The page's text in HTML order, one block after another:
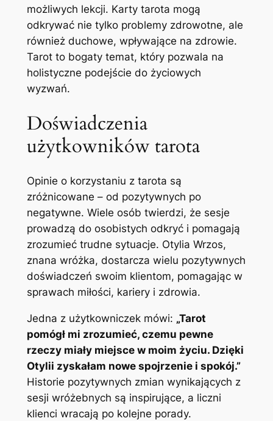
możliwych lekcji. Karty tarota mogą
odkrywać nie tylko problemy zdrowotne, ale
również duchowe, wpływające na zdrowie.
Tarot to bogaty temat, który pozwala na
holistyczne podejście do życiowych
wyzwań.
Doświadczenia
użytkowników tarota
Opinie o korzystaniu z tarota są
zróżnicowane – od pozytywnych po
negatywne. Wiele osób twierdzi, że sesje
prowadzą do osobistych odkryć i pomagają
zrozumieć trudne sytuacje. Otylia Wrzos,
znana wróżka, dostarcza wielu pozytywnych
doświadczeń swoim klientom, pomagając w
sprawach miłości, kariery i zdrowia.
Jedna z użytkowniczek mówi: „Tarot
pomógł mi zrozumieć, czemu pewne
rzeczy miały miejsce w moim życiu. Dzięki
Otylii zyskałam nowe spojrzenie i spokój.”
Historie pozytywnych zmian wynikających z
sesji wróżebnych są inspirujące, a liczni
klienci wracają po kolejne porady.